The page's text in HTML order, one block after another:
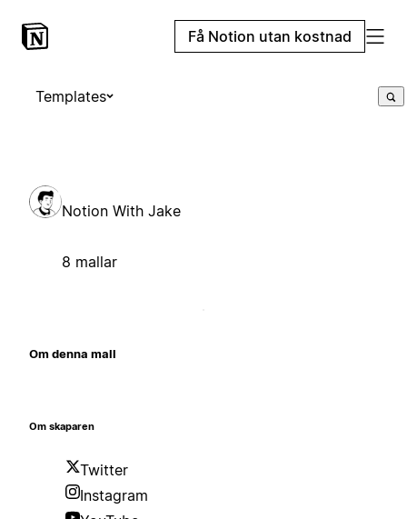
Få Notion utan kostnad
Templates
Notion With Jake
8 mallar
Om denna mall
Om skaparen
Twitter
Instagram